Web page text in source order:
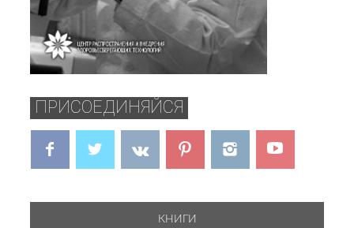
ПРИСОЕДИНЯЙСЯ
КНИГИ